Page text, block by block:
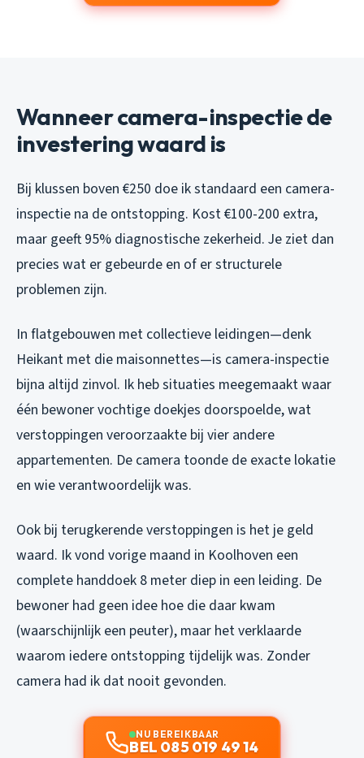
Wanneer camera-inspectie de
investering waard is
Bij klussen boven €250 doe ik standaard een camera-
inspectie na de ontstopping. Kost €100-200 extra,
maar geeft 95% diagnostische zekerheid. Je ziet dan
precies wat er gebeurde en of er structurele
problemen zijn.
In flatgebouwen met collectieve leidingen—denk
Heikant met die maisonnettes—is camera-inspectie
bijna altijd zinvol. Ik heb situaties meegemaakt waar
één bewoner vochtige doekjes doorspoelde, wat
verstoppingen veroorzaakte bij vier andere
appartementen. De camera toonde de exacte lokatie
en wie verantwoordelijk was.
Ook bij terugkerende verstoppingen is het je geld
waard. Ik vond vorige maand in Koolhoven een
complete handdoek 8 meter diep in een leiding. De
bewoner had geen idee hoe die daar kwam
(waarschijnlijk een peuter), maar het verklaarde
waarom iedere ontstopping tijdelijk was. Zonder
camera had ik dat nooit gevonden.
NU BEREIKBAAR
BEL 085 019 49 14